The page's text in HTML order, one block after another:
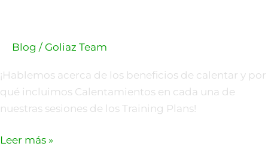
Blog / Goliaz Team
¡Hablemos acerca de los beneficios de calentar y por
qué incluimos Calentamientos en cada una de
nuestras sesiones de los Training Plans!
Leer más »